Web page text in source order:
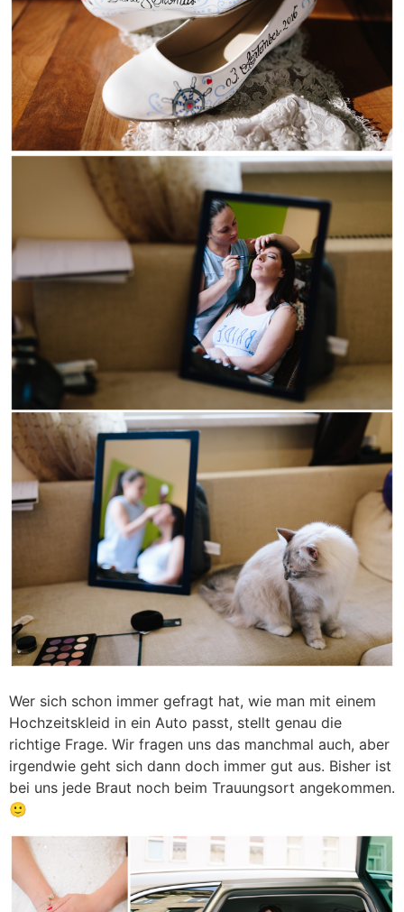
Wer sich schon immer gefragt hat, wie man mit einem
Hochzeitskleid in ein Auto passt, stellt genau die
richtige Frage. Wir fragen uns das manchmal auch, aber
irgendwie geht sich dann doch immer gut aus. Bisher ist
bei uns jede Braut noch beim Trauungsort angekommen.
🙂